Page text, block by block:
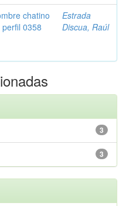
chatino
perfil 0358
Estrada
Discua, Raúl
3
3